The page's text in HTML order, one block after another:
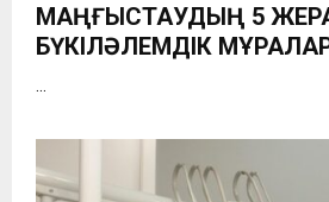
МАҢҒЫСТАУДЫҢ 5
БҮКІЛӘЛЕМДІК МҰРАЛАР